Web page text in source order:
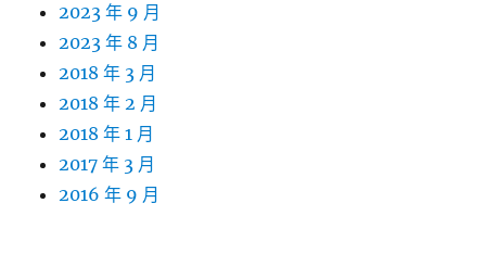
2023 年 9 月
2023 年 8 月
2018 年 3 月
2018 年 2 月
2018 年 1 月
2017 年 3 月
2016 年 9 月